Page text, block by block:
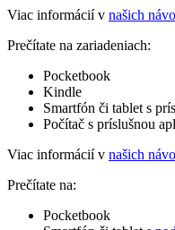
Viac informácií v našich
Prečítate na zariadeniach:
Pocketbook
Kindle
Smartfón či tablet s
Počítač s príslušnou
Viac informácií v našich
Prečítate na:
Pocketbook